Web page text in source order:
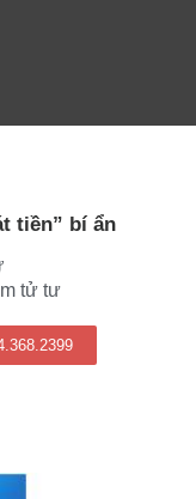
tiền” bí ẩn
tử tư